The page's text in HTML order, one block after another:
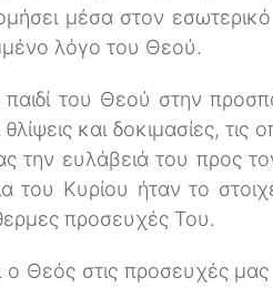
μέσα στον
λόγο του Θεού.
του Θεού στην
και δοκιμασίες, τις
την ευλάβειά του προς
του Κυρίου ήταν το
προσευχές Του.
Θεός στις προσευχές μας